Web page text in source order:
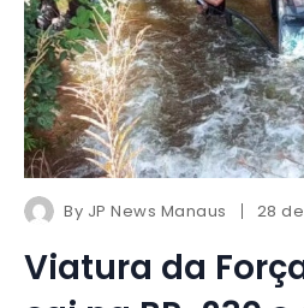
By JP News Manaus 28
Viatura da